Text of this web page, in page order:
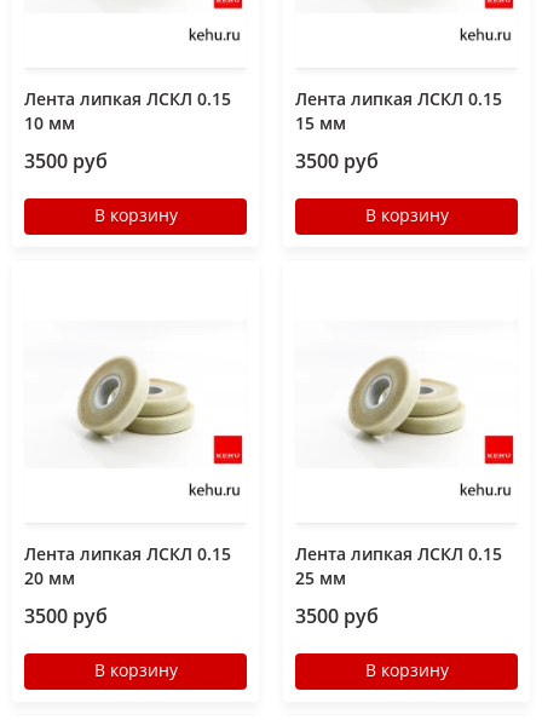
Лента липкая ЛСКЛ 0.15
10 мм
3500 руб
В корзину
Лента липкая ЛСКЛ 0.15
15 мм
3500 руб
В корзину
Лента липкая ЛСКЛ 0.15
20 мм
3500 руб
В корзину
Лента липкая ЛСКЛ 0.15
25 мм
3500 руб
В корзину